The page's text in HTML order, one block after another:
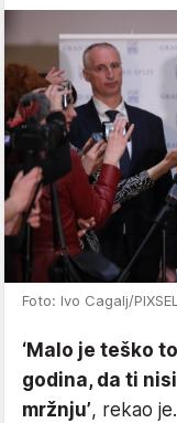
Foto: Ivo Cagalj/
‘Malo je teško
godina, da ti
mržnju’, rekao je.